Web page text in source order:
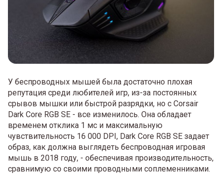
У беспроводных мышей была достаточно плохая
репутация среди любителей игр, из-за постоянных
срывов мышки или быстрой разрядки, но с Corsair
Dark Core RGB SE - все изменилось. Она обладает
временем отклика 1 мс и максимальную
чувствительность 16 000 DPI, Dark Core RGB SE задает
образ, как должна выглядеть беспроводная игровая
мышь в 2018 году, - обеспечивая производительность,
сравнимую со своими проводными соплеменниками.